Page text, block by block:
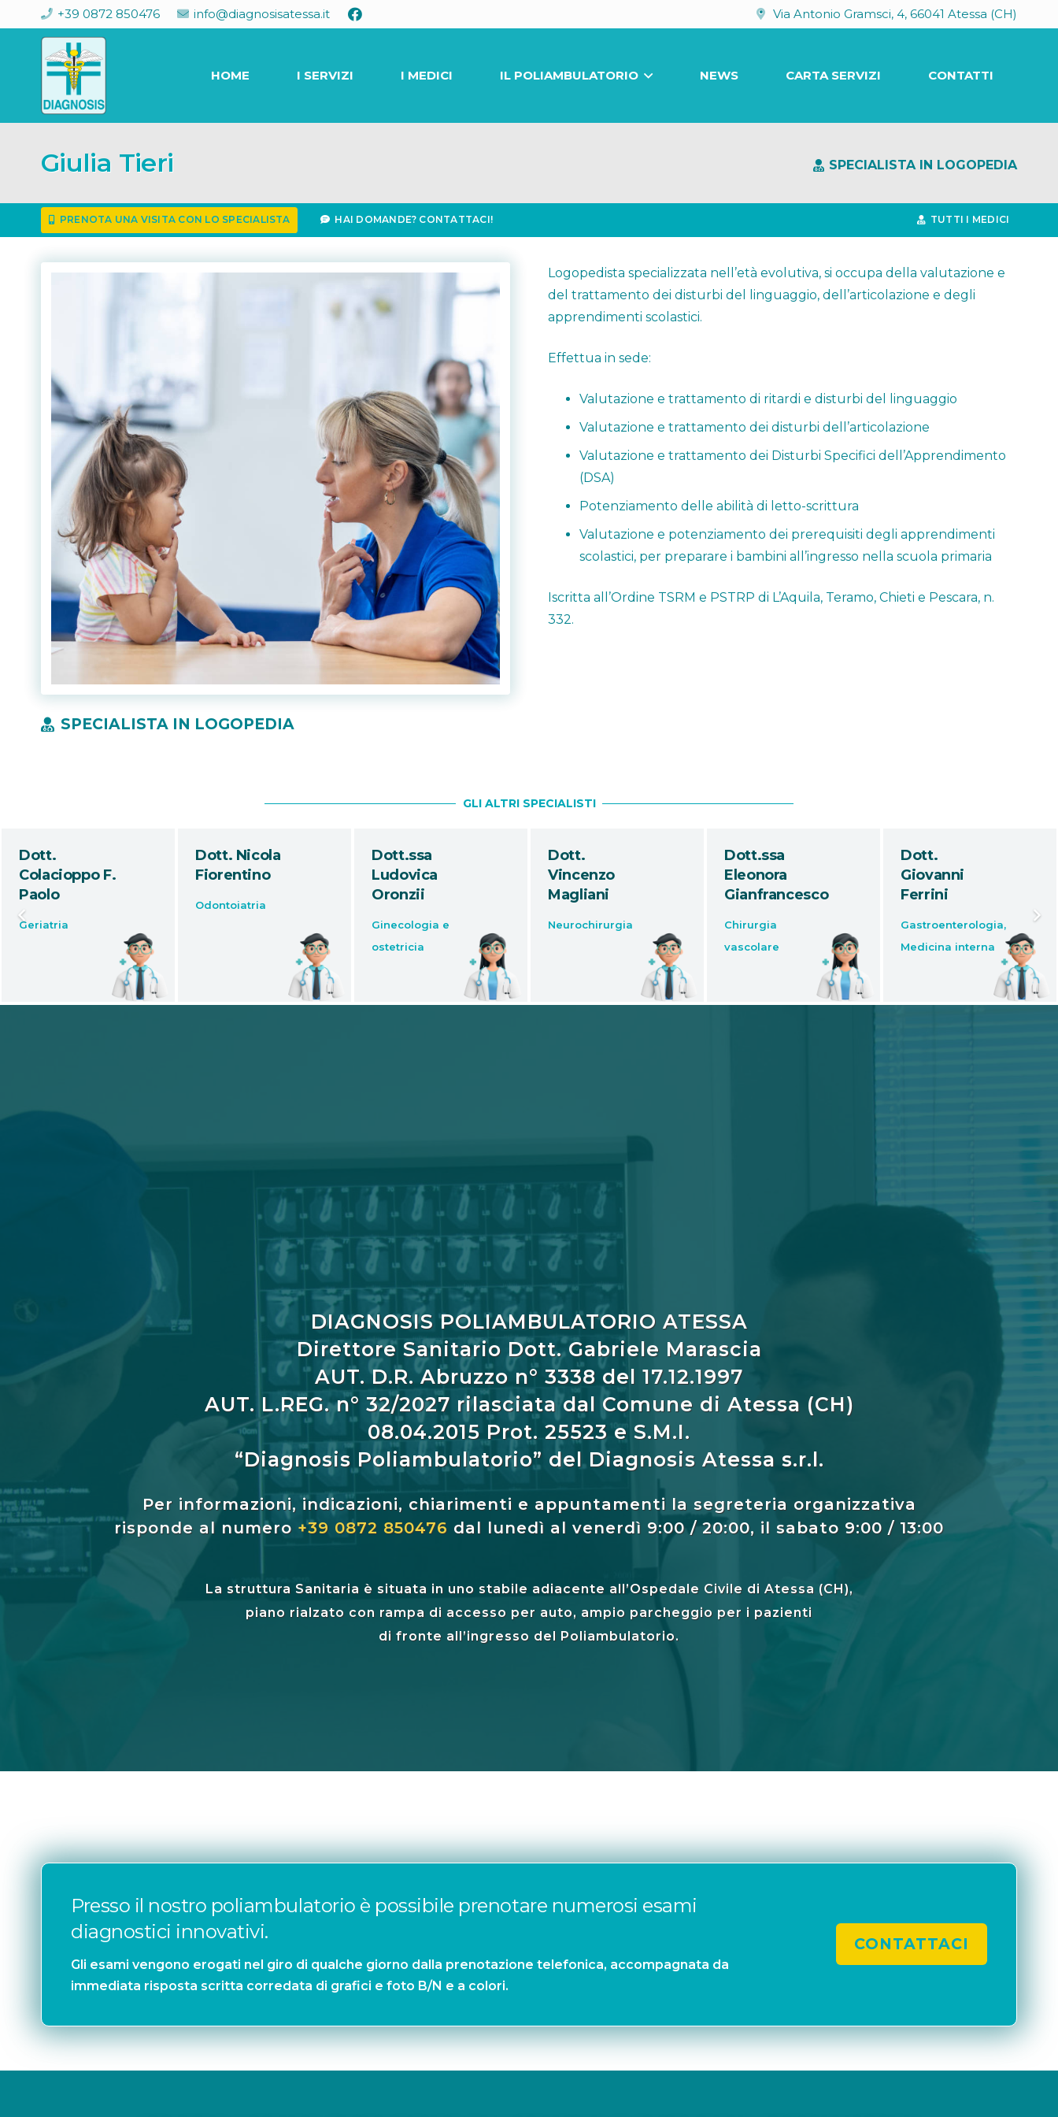
+39 0872 850476 info@diagnosisatessa.it Via Antonio Gramsci, 4, 66041 Atessa (CH)
HOME I SERVIZI I MEDICI IL POLIAMBULATORIO NEWS CARTA SERVIZI CONTATTI
Giulia Tieri SPECIALISTA IN LOGOPEDIA
PRENOTA UNA VISITA CON LO SPECIALISTA HAI DOMANDE? CONTATTACI! TUTTI I MEDICI
SPECIALISTA IN LOGOPEDIA
Logopedista specializzata nell’età evolutiva, si occupa della valutazione e
del trattamento dei disturbi del linguaggio, dell’articolazione e degli
apprendimenti scolastici.
Effettua in sede:
Valutazione e trattamento di ritardi e disturbi del linguaggio
Valutazione e trattamento dei disturbi dell’articolazione
Valutazione e trattamento dei Disturbi Specifici dell’Apprendimento
(DSA)
Potenziamento delle abilità di letto-scrittura
Valutazione e potenziamento dei prerequisiti degli apprendimenti
scolastici, per preparare i bambini all’ingresso nella scuola primaria
Iscritta all’Ordine TSRM e PSTRP di L’Aquila, Teramo, Chieti e Pescara, n.
332.
GLI ALTRI SPECIALISTI
Dott. Nicola
Fiorentino
Dott.ssa
Ludovica
Dott.
Vincenzo
Magliani
Neurochirurgia
Dott.ssa
Eleonora
Gianfrancesco
Chirurgia
Dott.
Giovanni
Ferrini
Gastroenterologia
Medicina interna
Dott.
Tommaso
Schips
Ortopedia e
traumatologia
DIAGNOSIS POLIAMBULATORIO ATESSA
Direttore Sanitario Dott. Gabriele Marascia
AUT. D.R. Abruzzo n° 3338 del 17.12.1997
AUT. L.REG. n° 32/2027 rilasciata dal Comune di Atessa (CH)
08.04.2015 Prot. 25523 e S.M.I.
“Diagnosis Poliambulatorio” del Diagnosis Atessa s.r.l.
Per informazioni, indicazioni, chiarimenti e appuntamenti la segreteria organizzativa
risponde al numero +39 0872 850476 dal lunedì al venerdì 9:00 / 20:00, il sabato 9:00 / 13:00
La struttura Sanitaria è situata in uno stabile adiacente all’Ospedale Civile di Atessa (CH),
piano rialzato con rampa di accesso per auto, ampio parcheggio per i pazienti
di fronte all’ingresso del Poliambulatorio.
Presso il nostro poliambulatorio è possibile prenotare numerosi esami
diagnostici innovativi.
Gli esami vengono erogati nel giro di qualche giorno dalla prenotazione telefonica, accompagnata da
immediata risposta scritta corredata di grafici e foto B/N e a colori.
CONTATTACI